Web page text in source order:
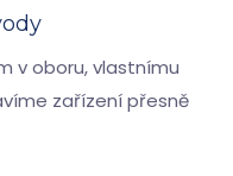
v oboru, vlastnímu
zařízení přesně